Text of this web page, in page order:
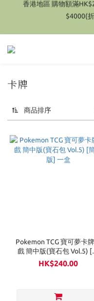
$4000(
卡牌
商品排序
Pokemon TCG 寶可夢卡
戲 簡中版(寶石包 Vol.5) [
中版] 一盒
HK$240.00